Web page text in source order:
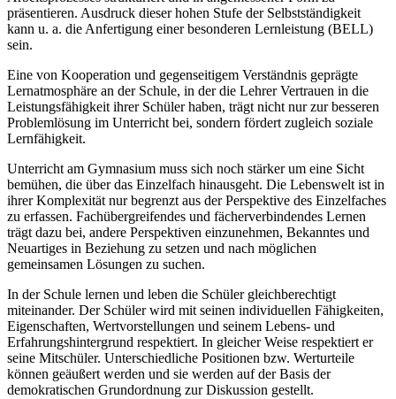
präsentieren. Ausdruck dieser hohen Stufe der Selbstständigkeit
kann u. a. die Anfertigung einer besonderen Lernleistung (BELL)
sein.
Eine von Kooperation und gegenseitigem Verständnis geprägte
Lernatmosphäre an der Schule, in der die Lehrer Vertrauen in die
Leistungsfähigkeit ihrer Schüler haben, trägt nicht nur zur besseren
Problemlösung im Unterricht bei, sondern fördert zugleich soziale
Lernfähigkeit.
Unterricht am Gymnasium muss sich noch stärker um eine Sicht
bemühen, die über das Einzelfach hinausgeht. Die Lebenswelt ist in
ihrer Komplexität nur begrenzt aus der Perspektive des Einzelfaches
zu erfassen. Fachübergreifendes und fächerverbindendes Lernen
trägt dazu bei, andere Perspektiven einzunehmen, Bekanntes und
Neuartiges in Beziehung zu setzen und nach möglichen
gemeinsamen Lösungen zu suchen.
In der Schule lernen und leben die Schüler gleichberechtigt
miteinander. Der Schüler wird mit seinen individuellen Fähigkeiten,
Eigenschaften, Wertvorstellungen und seinem Lebens- und
Erfahrungshintergrund respektiert. In gleicher Weise respektiert er
seine Mitschüler. Unterschiedliche Positionen bzw. Werturteile
können geäußert werden und sie werden auf der Basis der
demokratischen Grundordnung zur Diskussion gestellt.